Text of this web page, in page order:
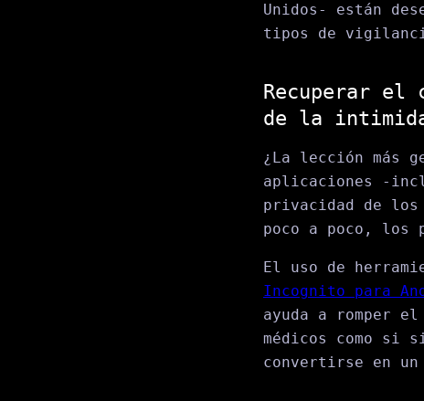
Unidos- están
tipos de
Recuperar el
de la
¿La lección más
aplicaciones -
privacidad de
poco a poco, los
El uso de
Incognito para
ayuda a romper
médicos como si
convertirse en